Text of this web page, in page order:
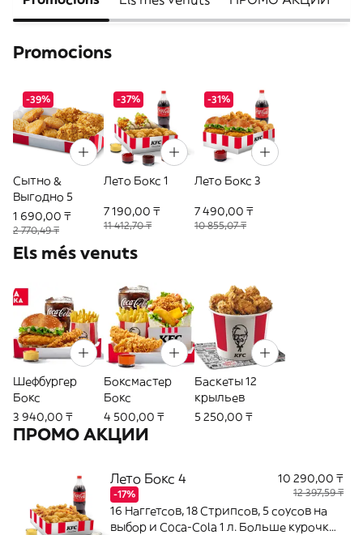
Promocions
-39%
Сытно &
Выгодно 5
1 690,00 ₸
2 770,49 ₸
-37%
Лето Бокс 1
7 190,00 ₸
11 412,70 ₸
-31%
Лето Бокс 3
7 490,00 ₸
10 855,07 ₸
Els més venuts
Шефбургер
Бокс
3 940,00 ₸
Боксмастер
Бокс
4 500,00 ₸
Баскеты 12
крыльев
5 250,00 ₸
ПРОМО АКЦИИ
Лето Бокс 4
-17%
10 290,00 ₸
12 397,59 ₸
16 Наггетсов, 18 Стрипсов, 5 соусов на
выбор и Coca-Cola 1 л. Больше курочки